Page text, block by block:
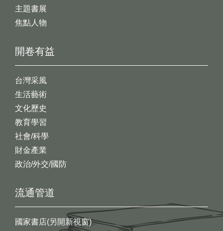
開卷有益
台灣采風
生活藝術
文化歷史
教育學習
社會/科學
財金產業
政治/外交/國防
主題書展
焦點人物
流通管道
國家書店(另開新視窗)